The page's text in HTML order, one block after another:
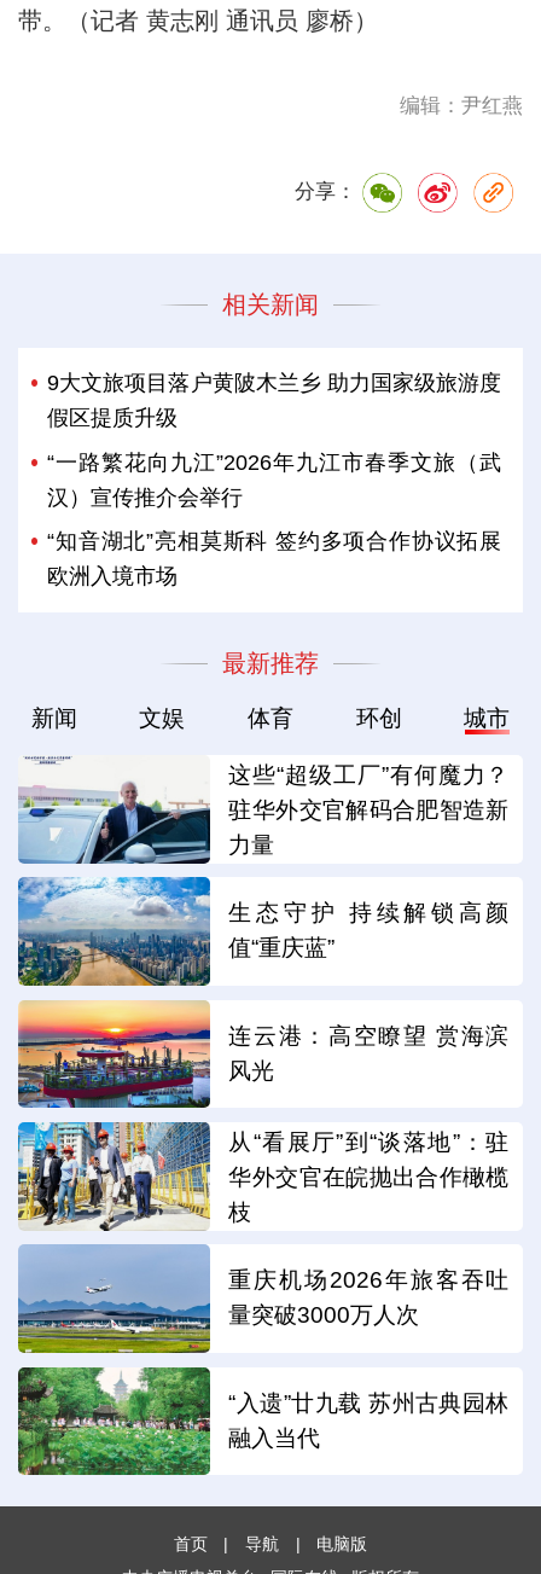
带。（记者 黄志刚 通讯员 廖桥）
编辑：尹红燕
分享：
相关新闻
9大文旅项目落户黄陂木兰乡 助力国家级旅游度
假区提质升级
“一路繁花向九江”2026年九江市春季文旅（武
汉）宣传推介会举行
“知音湖北”亮相莫斯科 签约多项合作协议拓展
欧洲入境市场
最新推荐
新闻 文娱 体育 环创 城市
这些“超级工厂”有何魔力？
驻华外交官解码合肥智造新
力量
生态守护 持续解锁高颜
值“重庆蓝”
连云港：高空瞭望 赏海滨
风光
从“看展厅”到“谈落地”：驻
华外交官在皖抛出合作橄榄
枝
重庆机场2026年旅客吞吐
量突破3000万人次
“入遗”廿九载 苏州古典园林
融入当代
首页 | 导航 |
电脑版